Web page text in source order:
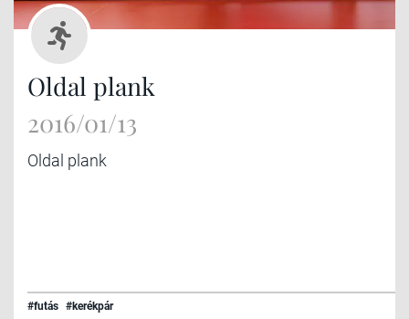
Oldal plank
2016/01/13
Oldal plank
#futás #kerékpár